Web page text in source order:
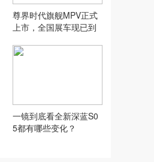
尊界时代旗舰MPV正式
上市，全国展车现已到
一镜到底看全新深蓝S0
5都有哪些变化？